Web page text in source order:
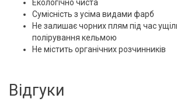
Екологічно чиста
Сумісність з усіма видами фарб
Не залишає чорних плям під час
полірування кельмою
Не містить органічних розчинників
Відгуки